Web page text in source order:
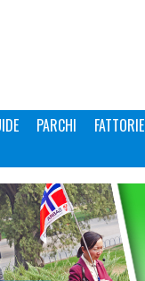
PARCHI FATTORIE